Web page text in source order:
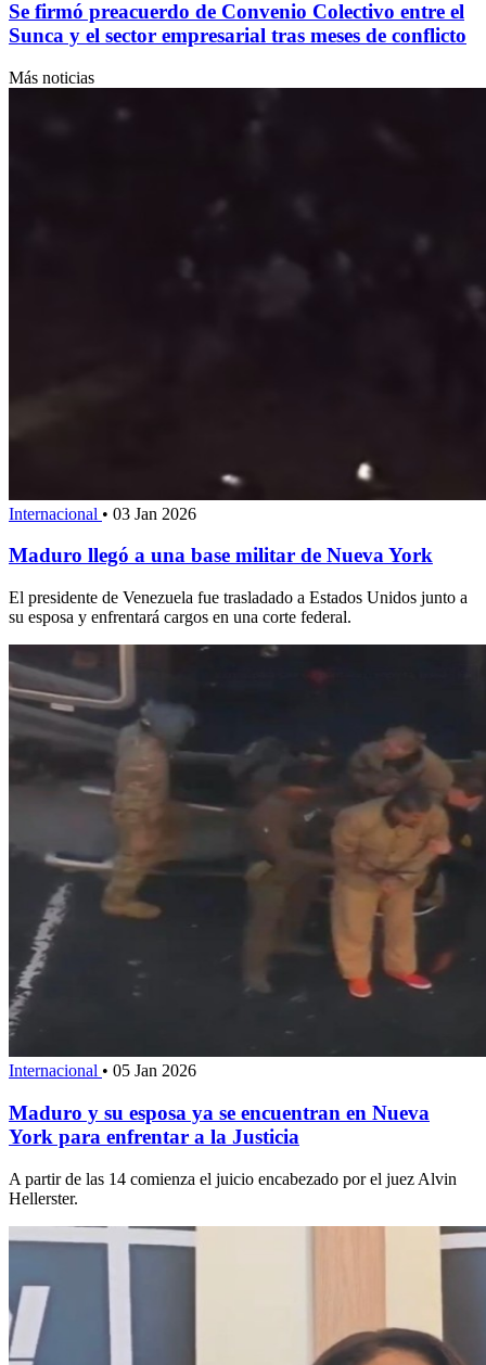
Se firmó preacuerdo de Convenio Colectivo entre el
Sunca y el sector empresarial tras meses de conflicto
Más noticias
Internacional • 03 Jan 2026
Maduro llegó a una base militar de Nueva York
El presidente de Venezuela fue trasladado a Estados Unidos junto a
su esposa y enfrentará cargos en una corte federal.
Internacional • 05 Jan 2026
Maduro y su esposa ya se encuentran en Nueva
York para enfrentar a la Justicia
A partir de las 14 comienza el juicio encabezado por el juez Alvin
Hellerster.